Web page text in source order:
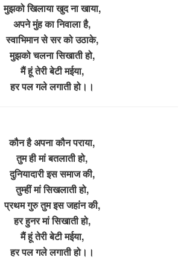
मुझको खिलाया खुद ना खाया,
अपने मुंह का निवाला है,
स्वाभिमान से सर को उठाके,
मुझको चलना सिखाती हो,
मैं हूं तेरी बेटी मईया,
हर पल गले लगाती हो।।
कौन है अपना कौन पराया,
तुम ही मां बतलाती हो,
दुनियादारी इस समाज की,
तुम्हीं मां सिखलाती हो,
प्रथम गुरु तुम इस जहांन की,
हर हुनर मां सिखाती हो,
मैं हूं तेरी बेटी मईया,
हर पल गले लगाती हो।।